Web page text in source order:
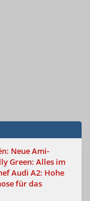
Neue Ami-
Green: Alles im
Audi A2: Hohe
für das